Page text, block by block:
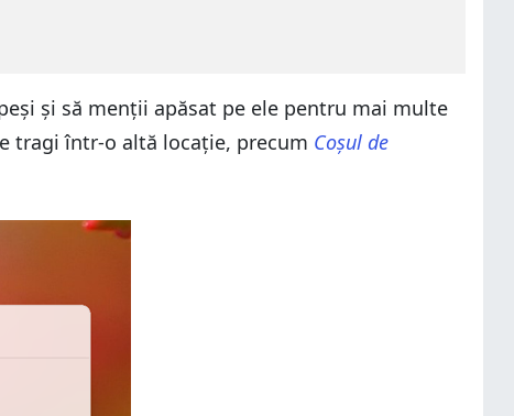
și să menții apăsat pe ele pentru mai multe
tragi într-o altă locație, precum Coșul de